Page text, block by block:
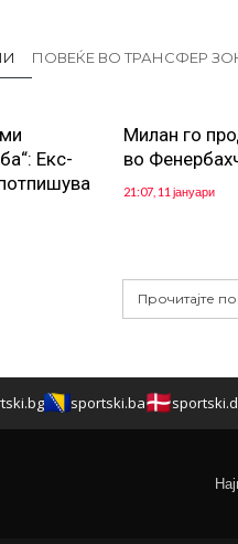
ПОВЕЌЕ ВО ТРАНСФЕР
Екс-
Милан го
во
21:07, 11 јануари
Прочитајте
sportski.ba